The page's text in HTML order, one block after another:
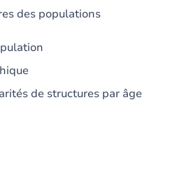
des populations
de structures par âge